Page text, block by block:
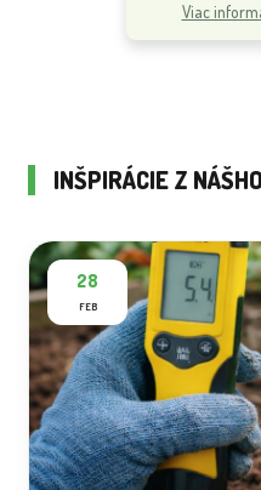
Viac
INŠPIRÁCIE Z
28
FEB